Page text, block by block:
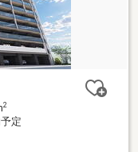
2
定